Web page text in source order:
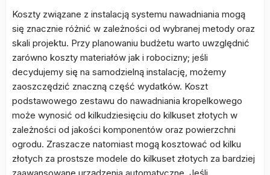
Koszty związane z instalacją systemu nawadniania mogą
się znacznie różnić w zależności od wybranej metody oraz
skali projektu. Przy planowaniu budżetu warto uwzględnić
zarówno koszty materiałów jak i robocizny; jeśli
decydujemy się na samodzielną instalację, możemy
zaoszczędzić znaczną część wydatków. Koszt
podstawowego zestawu do nawadniania kropelkowego
może wynosić od kilkudziesięciu do kilkuset złotych w
zależności od jakości komponentów oraz powierzchni
ogrodu. Zraszacze natomiast mogą kosztować od kilku
złotych za prostsze modele do kilkuset złotych za bardziej